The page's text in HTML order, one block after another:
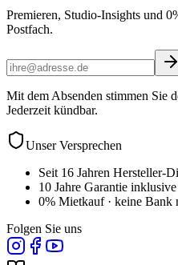
Premieren, Studio-Insights und
Postfach.
Mit dem Absenden stimmen Sie
Jederzeit kündbar.
Unser Versprechen
Seit 16 Jahren Hersteller-
10 Jahre Garantie inklusive
0% Mietkauf · keine Bank
Folgen Sie uns